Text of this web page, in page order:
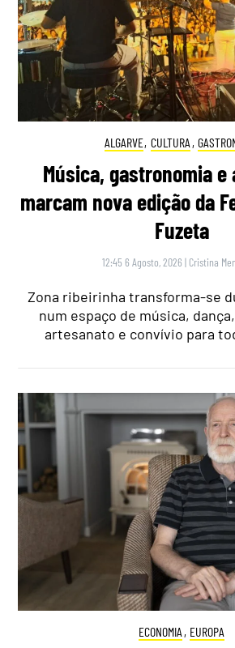
ALGARVE, CULTURA ,
Música, gastronomia
marcam nova edição da
Fuzeta
12:45 6 Agosto, 2026 | Cristina
Zona ribeirinha transforma-se
num espaço de música,
artesanato e convívio para
ECONOMIA , EUROPA